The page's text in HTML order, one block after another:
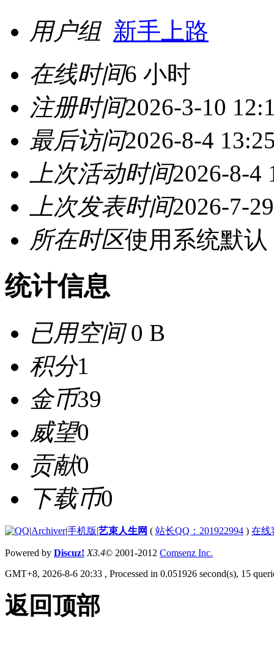
用户组 新手上路
在线时间6 小时
注册时间2026-3-10
最后访问2026-8-4
上次活动时间2026-8-4
上次发表时间2026-7-
所在时区使用系统默认
统计信息
已用空间0 B
积分1
金币39
威望0
贡献0
下载币0
|Archiver|手机版|艺束人生网 ( 站长QQ：201922994 ) 在线
Powered by Discuz! X3.4© 2001-2012 Comsenz Inc.
GMT+8, 2026-8-6 20:33 , Processed in 0.051926 second(s), 15
返回顶部